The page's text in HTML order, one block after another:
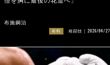
布施鋼治
有料 格闘技 2026/04/27